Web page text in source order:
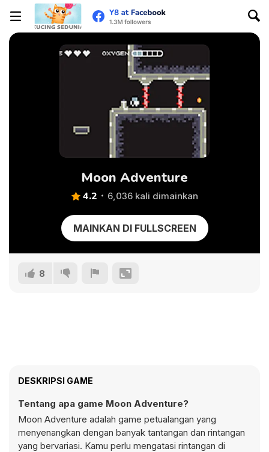
Moon Adventure
4.2 6,036 kali dimainkan
MAINKAN DI FULLSCREEN
8
DESKRIPSI GAME
Tentang apa game Moon Adventure?
Moon Adventure adalah game petualangan yang
menyenangkan dengan banyak tantangan dan rintangan
yang bervariasi. Kamu perlu mengatasi rintangan di